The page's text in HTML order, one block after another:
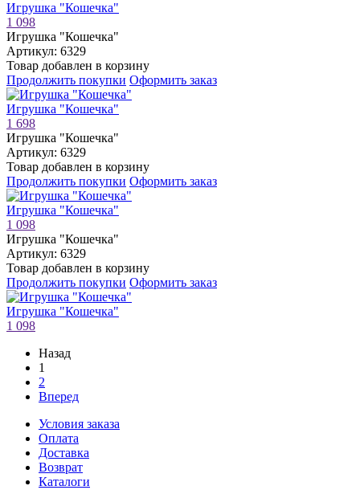
Игрушка "Кошечка"
1 098
Игрушка "Кошечка"
Артикул: 6329
Товар добавлен в корзину
Продолжить покупки Оформить заказ
Игрушка "Кошечка"
1 698
Игрушка "Кошечка"
Артикул: 6329
Товар добавлен в корзину
Продолжить покупки Оформить заказ
Игрушка "Кошечка"
1 098
Игрушка "Кошечка"
Артикул: 6329
Товар добавлен в корзину
Продолжить покупки Оформить заказ
Игрушка "Кошечка"
1 098
Назад
1
2
Вперед
Условия заказа
Оплата
Доставка
Возврат
Каталоги